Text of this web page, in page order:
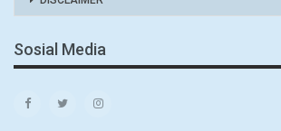
Sosial Media